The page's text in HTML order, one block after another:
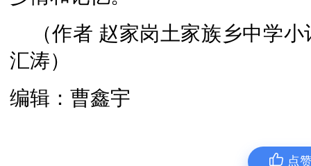
（作者 赵家岗土家族乡中学
汇涛）
编辑：曹鑫宇
点